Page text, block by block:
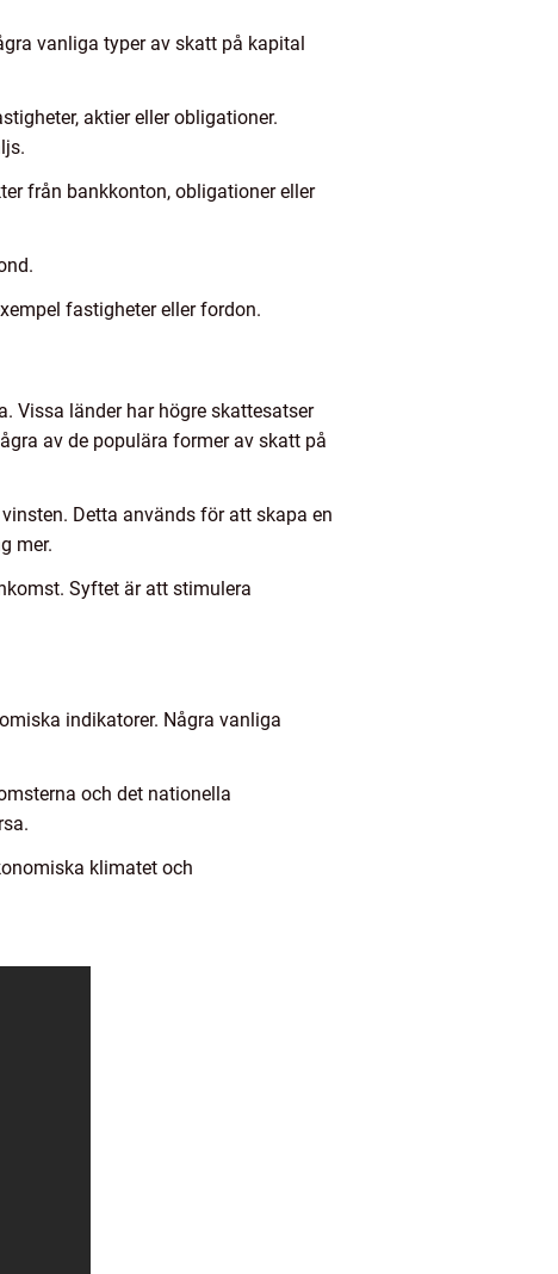
vanliga typer av skatt på kapital
aktier eller obligationer.
från bankkonton, obligationer eller
fastigheter eller fordon.
Vissa länder har högre skattesatser
av de populära former av skatt på
Detta används för att skapa en
mer.
Syftet är att stimulera
indikatorer. Några vanliga
och det nationella
klimatet och